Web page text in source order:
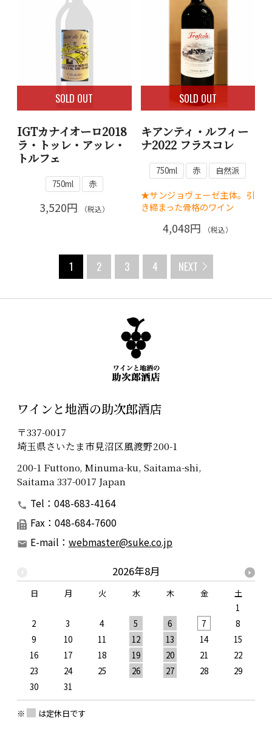
SOLD OUT
IGTカナイオーロ2018
ラ・トッレ・アッレ・
トルフェ
750ml 赤
3,520円 （税込）
SOLD OUT
キアンティ・ルフィー
ナ2022 フラスコレ
750ml 赤 自然派
★サンジョヴェーゼ主体。引
き締まった骨格のワイン
4,048円 （税込）
1 2 3 4 NEXT
ワインと地酒の助次郎酒店
〒337-0017
埼玉県さいたま市見沼区風渡野200-1
200-1 Futtono, Minuma-ku, Saitama-shi,
Saitama 337-0017 Japan
Tel：048-683-4164
Fax：048-684-7600
E-mail： webmaster@suke.co.jp
2026年8月
日 月 火 水 木 金
土
1
2
3 4 5 6 7
8
9
10 11 12 13 14
15
16
17 18 19 20 21
22
23
24 25 26 27 28
29
30
31
※ は定休日です